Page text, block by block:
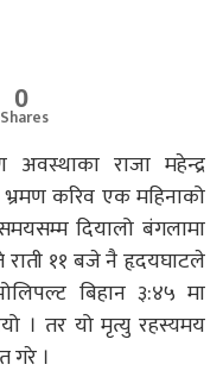
0
Shares
राजा महेन्द्र
करिव एक महिनाको
दियालो बंगलामा
११ बजे नै हृदयघाटले
बिहान ३:४५ मा
। तर यो मृत्यु रहस्यमय
गरे ।